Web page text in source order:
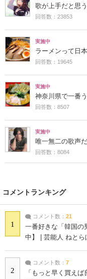
歌が上手だと思
回答数：23853
実施中
ラーメンって日
回答数：19645
実施中
神奈川県で一番
回答数：8507
実施中
唯一無二の歌声
回答数：8084
コメントランキング
1
コメント数： 21
一番好きな「韓国の
中】 | 芸能人 ねとら
2
コメント数： 7
「もっと早く買え